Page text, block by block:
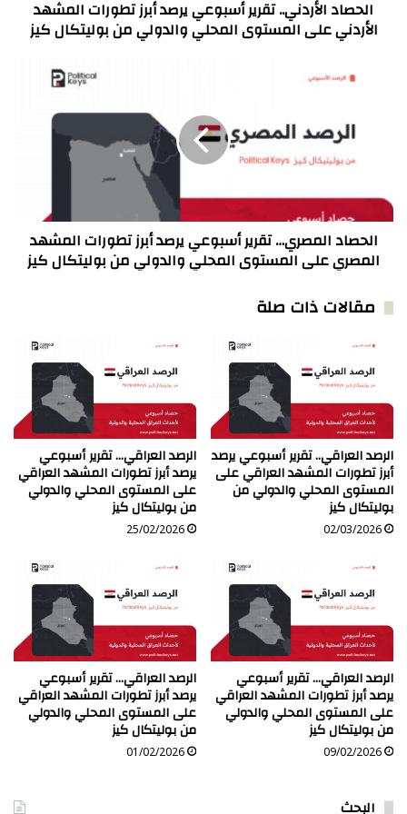
المستوى
المحلي
الحصاد الأردني.. تقرير أسبوعي يرصد أبرز تطورات المشهد
الأردني على المستوى المحلي والدولي من بوليتكال كيز
المصري…
أسبوعي
المشهد
المصري
على
المستوى
والدولي
من
الحصاد المصري… تقرير أسبوعي يرصد أبرز تطورات المشهد
المصري على المستوى المحلي والدولي من بوليتكال كيز
مقالات ذات صلة
الرصد العراقي.. تقرير أسبوعي يرصد
أبرز تطورات المشهد العراقي على
المستوى المحلي والدولي من
بوليتكال كيز
02/03/2026
الرصد العراقي… تقرير أسبوعي
يرصد أبرز تطورات المشهد العراقي
على المستوى المحلي والدولي
من بوليتكال كيز
25/02/2026
الرصد العراقي… تقرير أسبوعي
يرصد أبرز تطورات المشهد العراقي
على المستوى المحلي والدولي
من بوليتكال كيز
09/02/2026
الرصد العراقي… تقرير أسبوعي
يرصد أبرز تطورات المشهد العراقي
على المستوى المحلي والدولي
من بوليتكال كيز
01/02/2026
البحث